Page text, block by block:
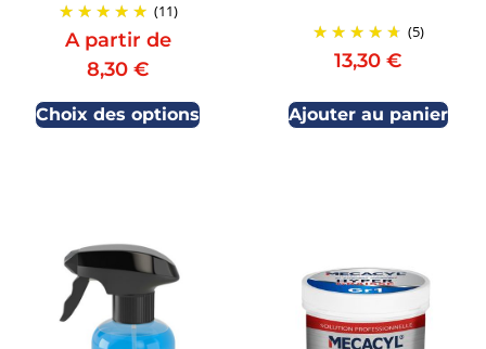
(11)
A partir de
8,30€
Choix des options
(5)
13,30€
Ajouter au panier